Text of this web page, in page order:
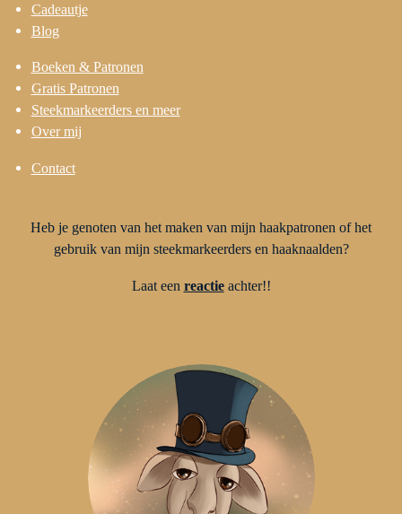
Cadeautje
Blog
Boeken & Patronen
Gratis Patronen
Steekmarkeerders en meer
Over mij
Contact
Heb je genoten van het maken van mijn haakpatronen of het
gebruik van mijn steekmarkeerders en haaknaalden?
Laat een reactieachter!!